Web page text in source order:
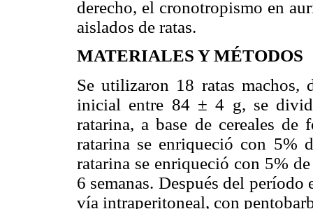
derecho, el cronotropismo en
aislados de ratas.
MATERIALES Y MÉTODOS
Se utilizaron 18 ratas machos,
inicial entre 84 ± 4 g, se
ratarina, a base de cereales
ratarina se enriqueció con 5%
ratarina se enriqueció con 5%
6 semanas. Después del período
vía intraperitoneal, con